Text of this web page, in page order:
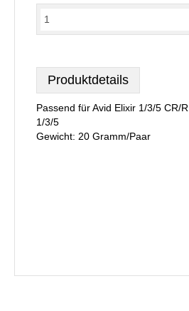
Produktdetails
Passend für Avid Elixir 1/3/5 CR/
1/3/5
Gewicht: 20 Gramm/Paar